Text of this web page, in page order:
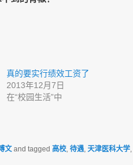
真的要实行绩效工资了
2013年12月7日
在“校园生活”中
文 and tagged 高校, 待遇, 天津医科大学,